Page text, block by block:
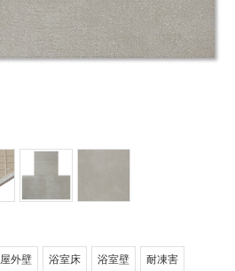
屋外壁 浴室床 浴室壁 耐凍害